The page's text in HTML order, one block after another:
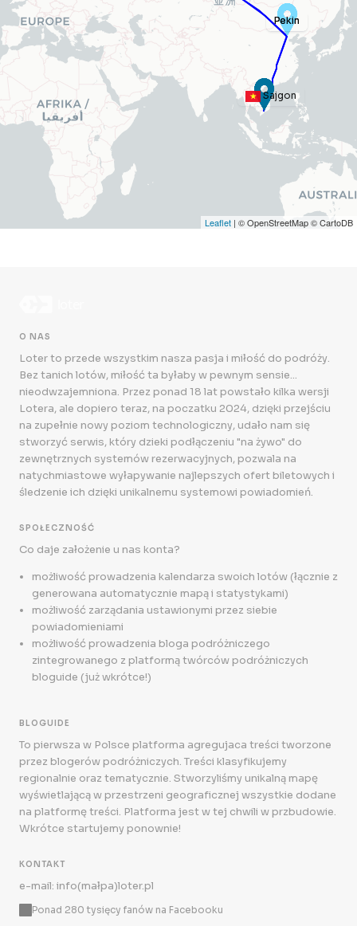
Sajgon
Pekin
Pekin
Leaflet | © OpenStreetMap © CartoDB
O NAS
Loter to przede wszystkim nasza pasja i miłość do podróży.
Bez tanich lotów, miłość ta byłaby w pewnym sensie...
nieodwzajemniona. Przez ponad 18 lat powstało kilka wersji
Lotera, ale dopiero teraz, na poczatku 2024, dzięki przejściu
na zupełnie nowy poziom technologiczny, udało nam się
stworzyć serwis, który dzieki podłączeniu "na żywo" do
zewnętrznych systemów rezerwacyjnych, pozwala na
natychmiastowe wyłapywanie najlepszych ofert biletowych i
śledzenie ich dzięki unikalnemu systemowi powiadomień.
SPOŁECZNOŚĆ
Co daje założenie u nas konta?
możliwość prowadzenia kalendarza swoich lotów (łącznie z
generowana automatycznie mapą i statystykami)
możliwość zarządania ustawionymi przez siebie
powiadomieniami
możliwość prowadzenia bloga podróżniczego
zintegrowanego z platformą twórców podróżniczych
bloguide (już wkrótce!)
BLOGUIDE
To pierwsza w Polsce platforma agregujaca treści tworzone
przez blogerów podróżniczych. Treści klasyfikujemy
regionalnie oraz tematycznie. Stworzyliśmy unikalną mapę
wyświetlającą w przestrzeni geograficznej wszystkie dodane
na platformę treści. Platforma jest w tej chwili w przbudowie.
Wkrótce startujemy ponownie!
KONTAKT
e-mail: info(małpa)loter.pl
Ponad 280 tysięcy fanów na Facebooku